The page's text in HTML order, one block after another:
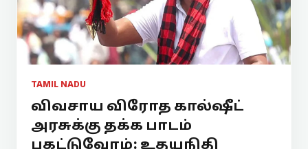
TAMIL NADU
விவசாய விரோத கால்ஷீட்
அரசுக்கு தக்க பாடம்
புகட்டுவோம்: உதயநிதி